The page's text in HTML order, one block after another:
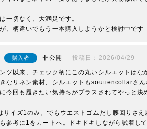
一切なく、大満足です。
、柄違いでもう一本購入しようかと検討中です
購入者 非公開 投稿日
2026/04/29
ツ以来、チェック柄にこの丸いシルエットはな
なリネン素材、シルエットもsoutiencollarさん
今回も履きたい気持ちがプラスされてやっと決
イズ1のみ。でもウエストゴムだし腰回りさえ
参考に1をカートへ。ドキドキしながら試着し